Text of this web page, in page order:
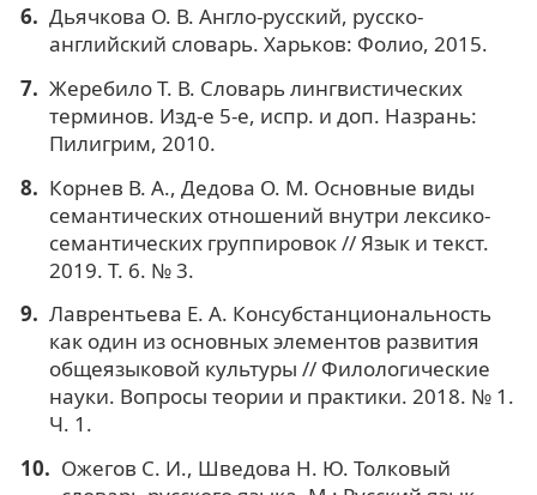
Дьячкова О. В. Англо-русский, русско-
английский словарь. Харьков: Фолио, 2015.
Жеребило Т. В. Словарь лингвистических
терминов. Изд-е 5-е, испр. и доп. Назрань:
Пилигрим, 2010.
Корнев В. А., Дедова О. М. Основные виды
семантических отношений внутри лексико-
семантических группировок // Язык и текст.
2019. Т. 6. № 3.
Лаврентьева Е. А. Консубстанциональность
как один из основных элементов развития
общеязыковой культуры // Филологические
науки. Вопросы теории и практики. 2018. № 1.
Ч. 1.
Ожегов С. И., Шведова Н. Ю. Толковый